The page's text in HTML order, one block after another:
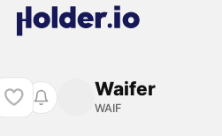
Waifer
WAIF